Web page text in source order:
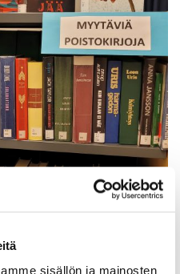
sisällön ja mainosten
aukioloaikana